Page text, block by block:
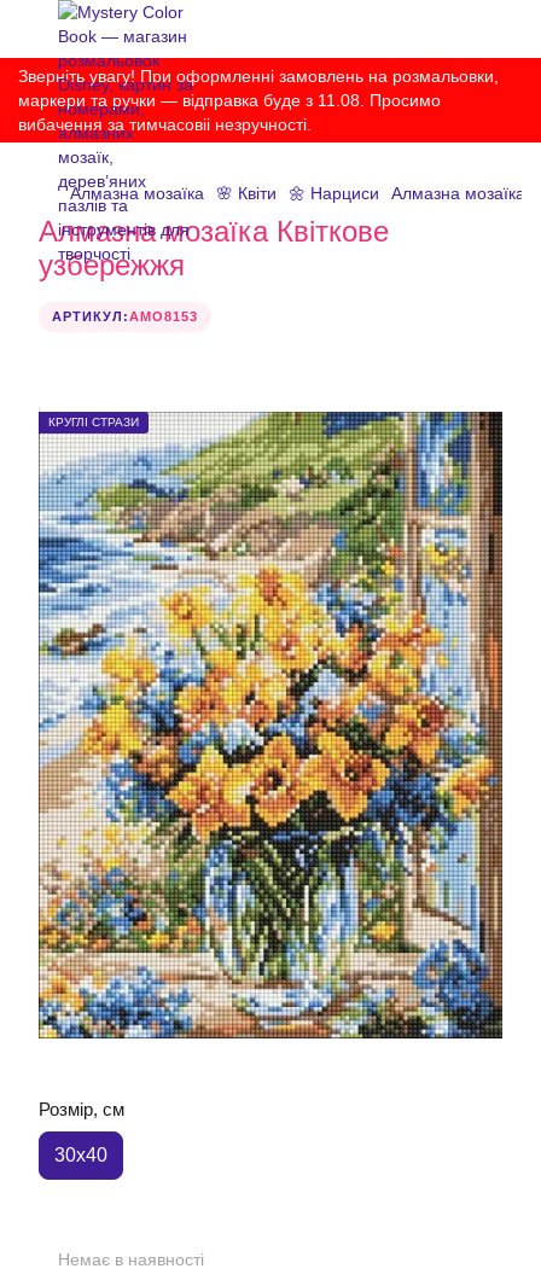
Зверніть увагу! При оформленні замовлень на розмальовки,
маркери та ручки — відправка буде з 11.08. Просимо
вибачення за тимчасовіі незручності.
Алмазна мозаїка 🌸 Квіти 🌼 Нарциси Алмазна мозаїка
Алмазна мозаїка Квіткове
узбережжя
АРТИКУЛ:AMO8153
КРУГЛІ СТРАЗИ
Розмір, см
30x40
Немає в наявності